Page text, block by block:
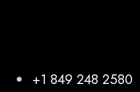
+1 849 248 2580